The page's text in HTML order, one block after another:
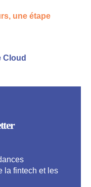
une étape
Cloud
la fintech et les